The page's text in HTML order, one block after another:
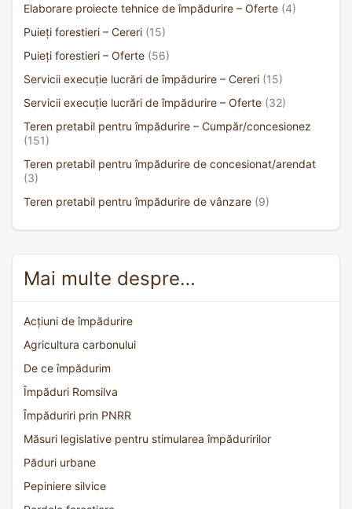
Elaborare proiecte tehnice de împădurire – Oferte (4)
Puieți forestieri – Cereri (15)
Puieți forestieri – Oferte (56)
Servicii execuție lucrări de împădurire – Cereri (15)
Servicii execuție lucrări de împădurire – Oferte (32)
Teren pretabil pentru împădurire – Cumpăr/concesionez
(151)
Teren pretabil pentru împădurire de concesionat/arendat
(3)
Teren pretabil pentru împădurire de vânzare (9)
Mai multe despre…
Acțiuni de împădurire
Agricultura carbonului
De ce împădurim
Împăduri Romsilva
Împăduriri prin PNRR
Măsuri legislative pentru stimularea împăduririlor
Păduri urbane
Pepiniere silvice